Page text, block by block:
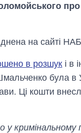
на сайті
в розшук і в
була в
Ці кошти
у